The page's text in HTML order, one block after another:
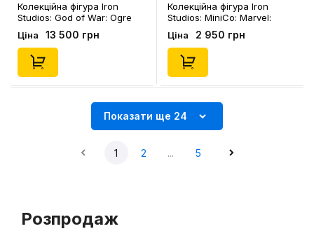
Колекційна фігура Iron
Studios: God of War: Ogre
(Deluxe), (128440)
Ціна 13 500 грн
Колекційна фігура Iron
Studios: MiniCo: Marvel:
Thor: Love and Thunder:
Thor, (951291)
Ціна 2 950 грн
Показати ще 24
1 2 ... 5
Розпродаж